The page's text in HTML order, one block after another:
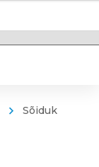
Sõiduk